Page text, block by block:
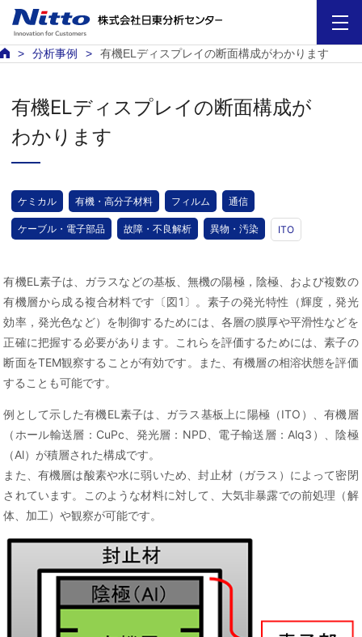
分析事例 有機ELディスプレイの断面構成がわかります
有機ELディスプレイの断面構成が
わかります
ケミカル 有機・高分子材料 フィルム 通信
ケーブル・電子部品 故障・不良解析 異物・汚染 ITO
有機EL素子は、ガラスなどの基板、無機の陽極，陰極、および複数の
有機層から成る複合材料です〔図1〕。素子の発光特性（輝度，発光
効率，発光色など）を制御するためには、各層の膜厚や平滑性などを
正確に把握する必要があります。これらを評価するためには、素子の
断面をTEM観察することが有効です。また、有機層の相溶状態を評価
することも可能です。
例として示した有機EL素子は、ガラス基板上に陽極（ITO）、有機層
（ホール輸送層：CuPc、発光層：NPD、電子輸送層：Alq3）、陰極
（Al）が積層された構成です。
また、有機層は酸素や水に弱いため、封止材（ガラス）によって密閉
されています。このような材料に対して、大気非暴露での前処理（解
体、加工）や観察が可能です。